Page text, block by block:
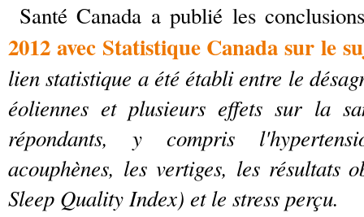
Santé Canada a publié les
2012 avec Statistique Canada sur le
lien statistique a été établi entre le
éoliennes et plusieurs effets sur la
répondants, y compris
acouphènes, les vertiges, les résultats
Sleep Quality Index) et le stress perçu.